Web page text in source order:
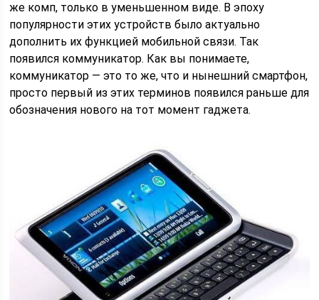
же комп, только в уменьшенном виде. В эпоху
популярности этих устройств было актуально
дополнить их функцией мобильной связи. Так
появился коммуникатор. Как вы понимаете,
коммуникатор — это то же, что и нынешний смартфон,
просто первый из этих терминов появился раньше для
обозначения нового на тот момент гаджета.